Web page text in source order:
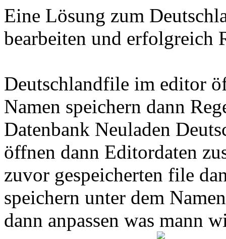
Eine Lösung zum
bearbeiten und erfolgreich
Deutschlandfile im editor
Namen speichern dann
Datenbank Neuladen
öffnen dann Editordaten
zuvor gespeicherten file
speichern unter dem
dann anpassen was mann